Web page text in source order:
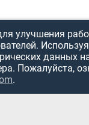
улучшения
данных
Пожалуйста,
.